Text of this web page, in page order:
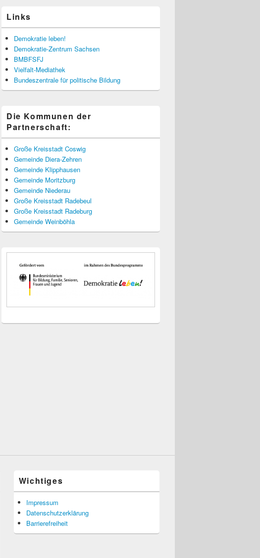
Links
Demokratie leben!
Demokratie-Zentrum Sachsen
BMBFSFJ
Vielfalt-Mediathek
Bundeszentrale für politische Bildung
Die Kommunen der
Partnerschaft:
Große Kreisstadt Coswig
Gemeinde Diera-Zehren
Gemeinde Klipphausen
Gemeinde Moritzburg
Gemeinde Niederau
Große Kreisstadt Radebeul
Große Kreisstadt Radeburg
Gemeinde Weinböhla
Wichtiges
Impressum
Datenschutzerklärung
Barrierefreiheit